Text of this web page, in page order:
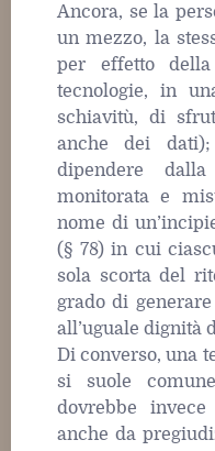
Ancora, se la
un mezzo, la
per effetto
tecnologie, in
schiavitù, di
anche dei
dipendere
monitorata e
nome di
(§ 78) in cui
sola scorta del
grado di
all’uguale dignità
Di converso, una
si suole
dovrebbe
anche da